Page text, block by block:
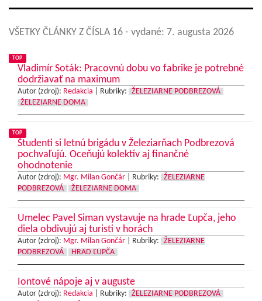
VŠETKY ČLÁNKY Z ČÍSLA 16 - vydané: 7. augusta 2026
TOP
Vladimír Soták: Pracovnú dobu vo fabrike je potrebné
dodržiavať na maximum
Autor (zdroj): Redakcia Rubriky:
ŽELEZIARNE PODBREZOVÁ
ŽELEZIARNE DOMA
TOP
Študenti si letnú brigádu v Železiarňach Podbrezová
pochvaľujú. Oceňujú kolektív aj finančné
ohodnotenie
Autor (zdroj): Mgr. Milan Gončár Rubriky:
ŽELEZIARNE
PODBREZOVÁ
ŽELEZIARNE DOMA
Umelec Pavel Siman vystavuje na hrade Ľupča, jeho
diela obdivujú aj turisti v horách
Autor (zdroj): Mgr. Milan Gončár Rubriky:
ŽELEZIARNE
PODBREZOVÁ
HRAD ĽUPČA
Iontové nápoje aj v auguste
Autor (zdroj): Redakcia Rubriky:
ŽELEZIARNE PODBREZOVÁ